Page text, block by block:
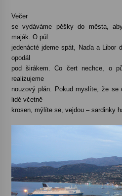
Večer
se vydáváme pěšky do města,
maják. O půl
jedenácté jdeme spát, Naďa a Libor
opodál
pod širákem. Co čert nechce, o
realizujeme
nouzový plán. Pokud myslíte, že se
lidé včetně
krosen, mýlíte se, vejdou – sardinky